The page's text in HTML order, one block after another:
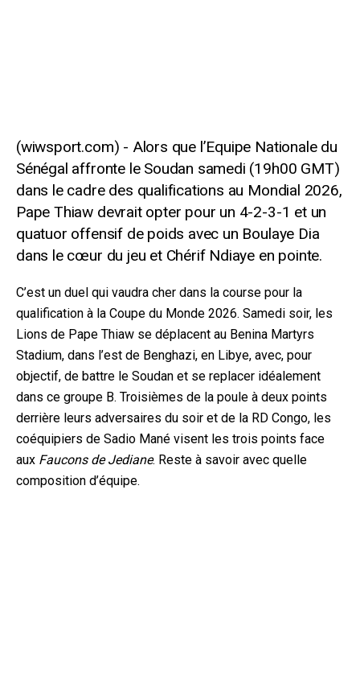
Alors que l’Equipe Nationale du
Sénégal affronte le Soudan samedi (19h00 GMT)
dans le cadre des qualifications au Mondial 2026,
Pape Thiaw devrait opter pour un 4-2-3-1 et un
quatuor offensif de poids avec un Boulaye Dia
dans le cœur du jeu et Chérif Ndiaye en pointe.
C’est un duel qui vaudra cher dans la course pour la
qualification à la Coupe du Monde 2026. Samedi soir, les
Lions de Pape Thiaw se déplacent au Benina Martyrs
Stadium, dans l’est de Benghazi, en Libye, avec, pour
objectif, de battre le Soudan et se replacer idéalement
dans ce groupe B. Troisièmes de la poule à deux points
derrière leurs adversaires du soir et de la RD Congo, les
coéquipiers de Sadio Mané visent les trois points face
aux Faucons de Jediane. Reste à savoir avec quelle
composition d’équipe.